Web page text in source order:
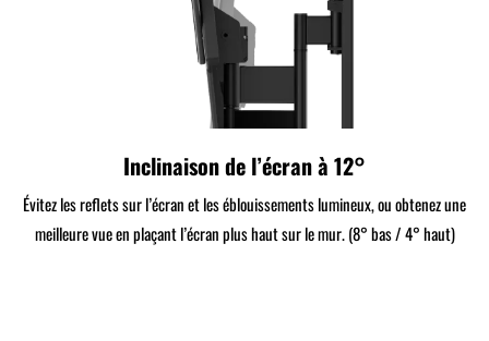
Inclinaison de l’écran à 12°
Évitez les reflets sur l’écran et les éblouissements lumineux, ou obtenez une
meilleure vue en plaçant l’écran plus haut sur le mur. (8° bas / 4° haut)